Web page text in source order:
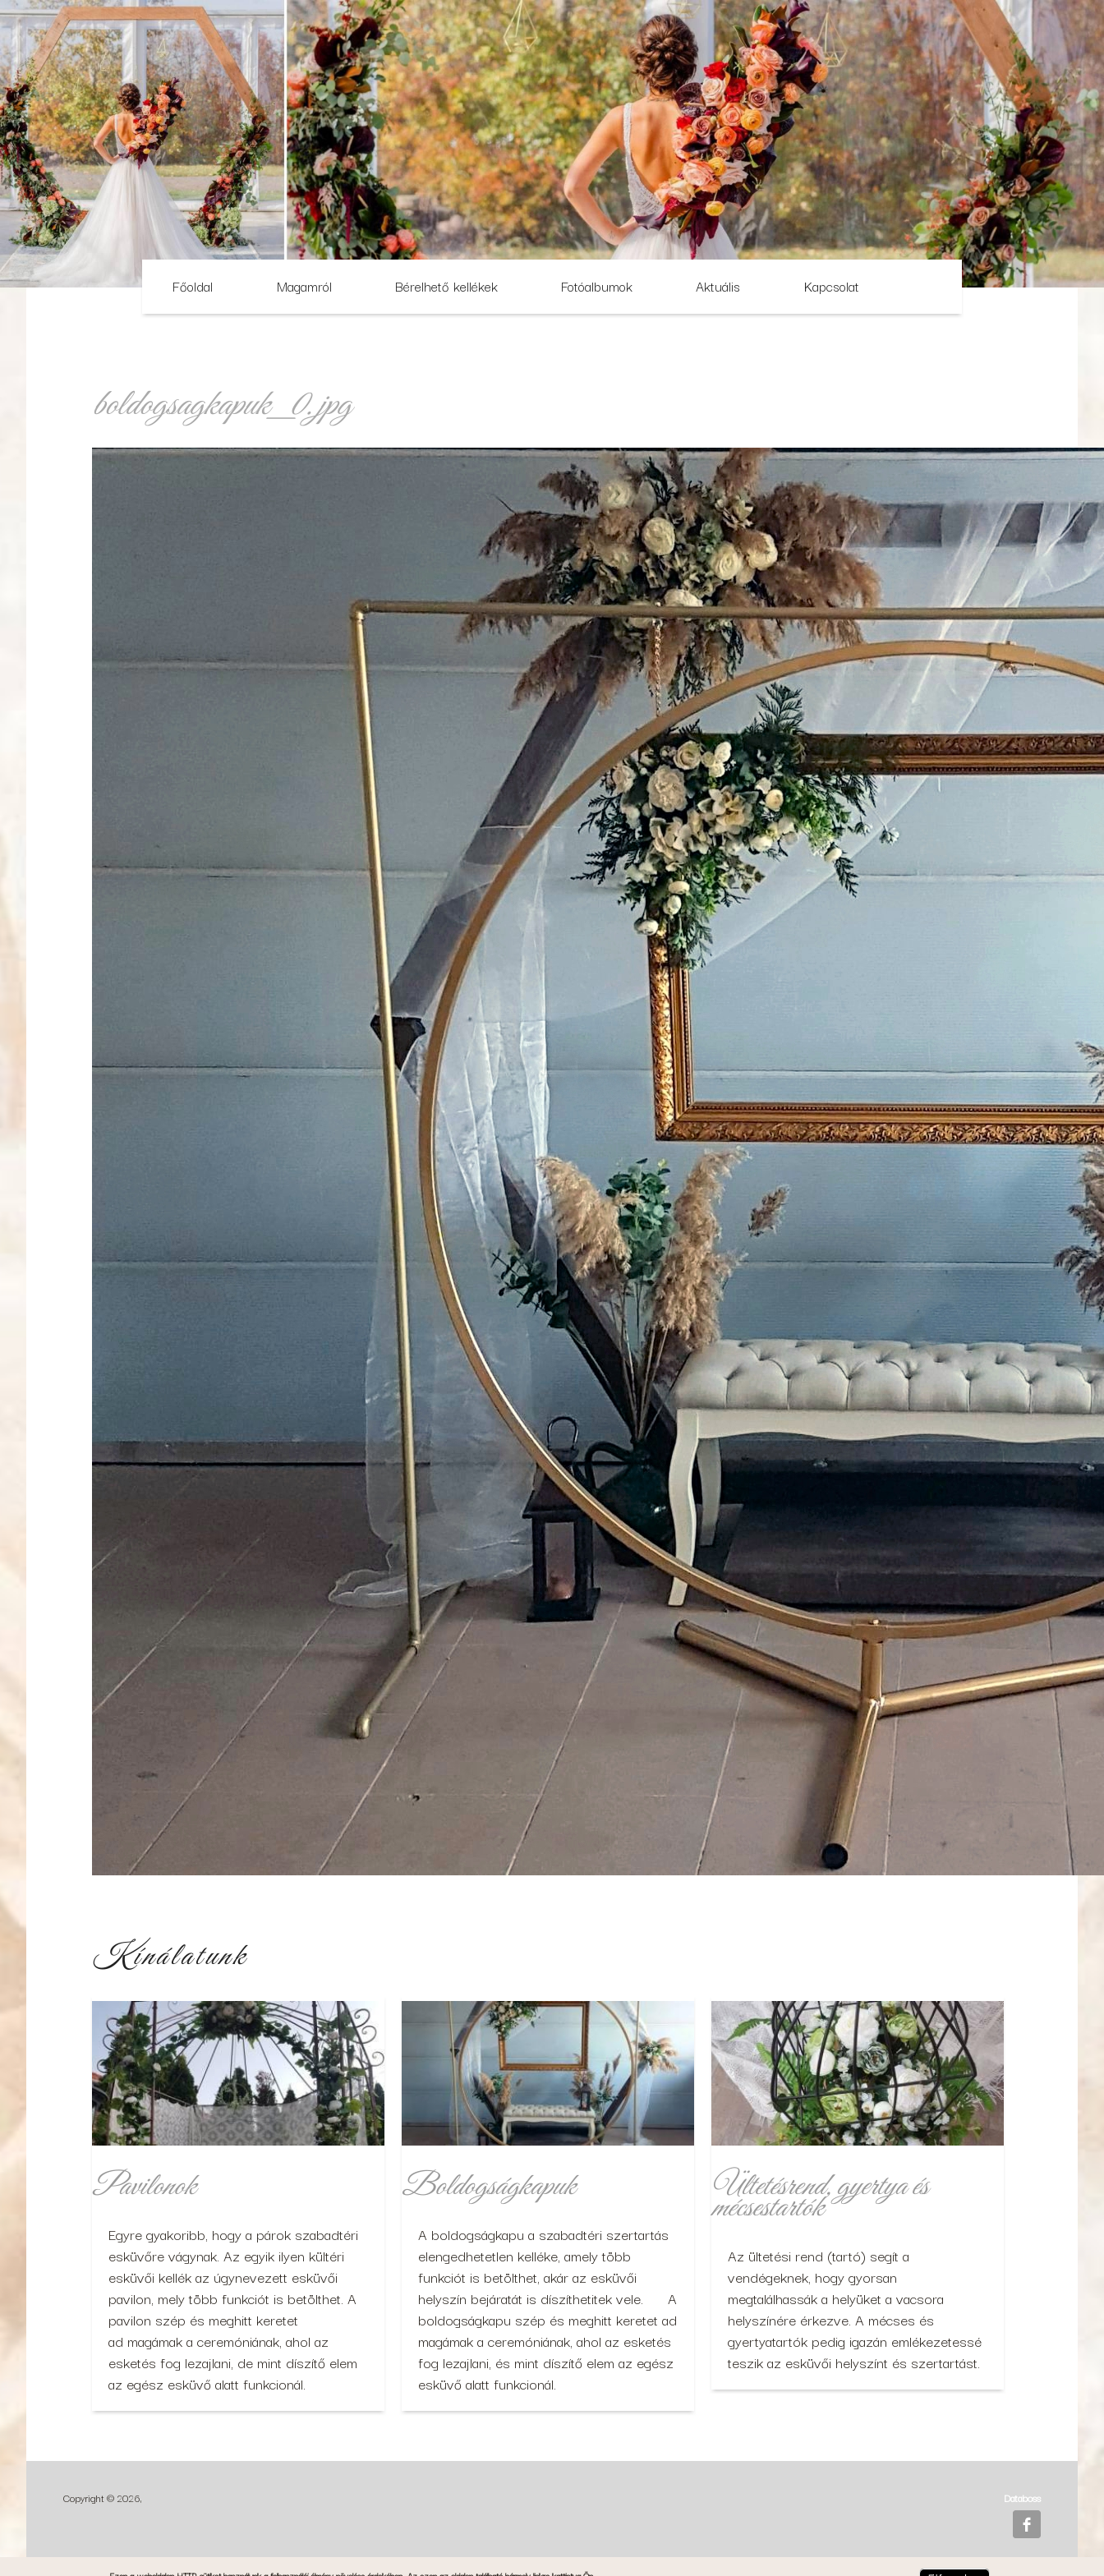
Főoldal Magamról Bérelhető kellékek Fotóalbumok Aktuális Kapcsolat
boldogsagkapuk_0.jpg
Kínálatunk
Pavilonok
Egyre gyakoribb, hogy a párok szabadtéri
esküvőre vágynak. Az egyik ilyen kültéri
esküvői kellék az úgynevezett esküvői
pavilon, mely több funkciót is betölthet. A
pavilon szép és meghitt keretet
ad magámak a ceremóniának, ahol az
esketés fog lezajlani, de mint díszítő elem
az egész esküvő alatt funkcionál.
Boldogságkapuk
A boldogságkapu a szabadtéri szertartás
elengedhetetlen kelléke, amely több
funkciót is betölthet, akár az esküvői
helyszín bejáratát is díszíthetitek vele. A
boldogságkapu szép és meghitt keretet ad
magámak a ceremóniának, ahol az esketés
fog lezajlani, és mint díszítő elem az egész
esküvő alatt funkcionál.
Ültetésrend, gyertya és
mécsestartók
Az ültetési rend (tartó) segít a
vendégeknek, hogy gyorsan
megtalálhassák a helyüket a vacsora
helyszínére érkezve. A mécses és
gyertyatartók pedig igazán emlékezetessé
teszik az esküvői helyszínt és szertartást.
Copyright © 2026, Databoss